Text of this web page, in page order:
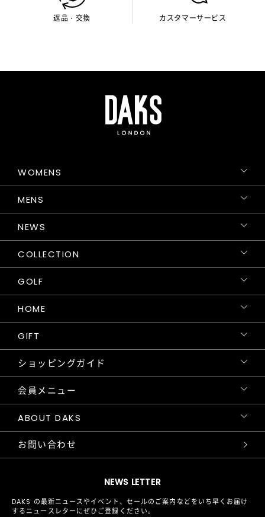
返品・交換 カスタマーサービス
NEWS LETTER
DAKS の最新ニュースやイベント、セールのご案内などをいち早くお届け
するニュースレターにぜひご登録ください。
WOMENS
MENS
NEWS
COLLECTION
GOLF
HOME
GIFT
ショッピングガイド
会員メニュー
ABOUT DAKS
お問い合わせ